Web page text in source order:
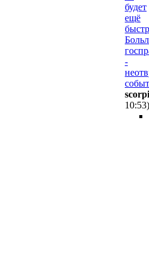
будет
ещё
-
10:53)